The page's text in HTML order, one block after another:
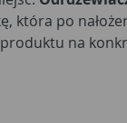
która po
na